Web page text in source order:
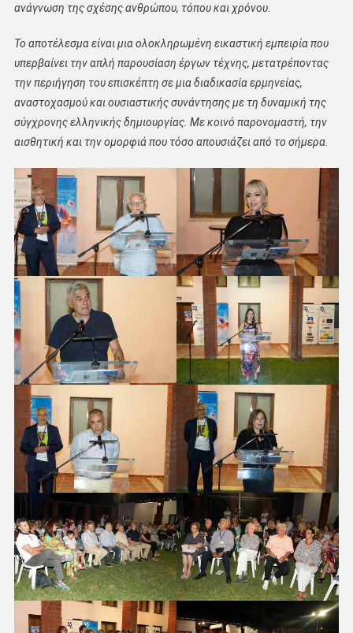
ανάγνωση της σχέσης ανθρώπου, τόπου και χρόνου.
Το αποτέλεσμα είναι μια ολοκληρωμένη εικαστική εμπειρία που
υπερβαίνει την απλή παρουσίαση έργων τέχνης, μετατρέποντας
την περιήγηση του επισκέπτη σε μια διαδικασία ερμηνείας,
αναστοχασμού και ουσιαστικής συνάντησης με τη δυναμική της
σύγχρονης ελληνικής δημιουργίας. Με κοινό παρονομαστή, την
αισθητική και την ομορφιά που τόσο απουσιάζει από το σήμερα.